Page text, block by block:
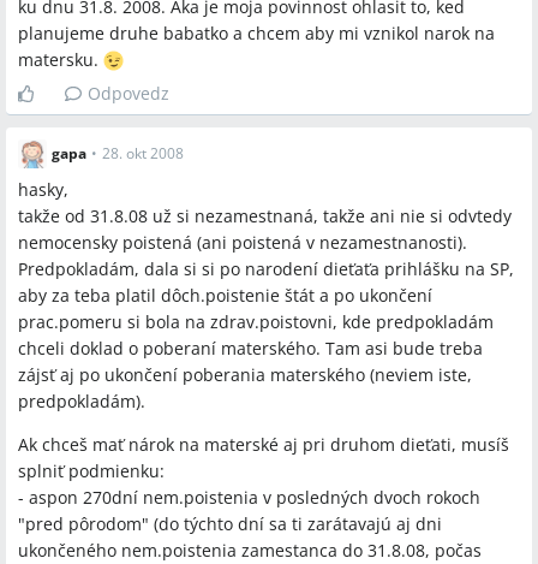
ku dnu 31.8. 2008. Aka je moja povinnost ohlasit to, ked
planujeme druhe babatko a chcem aby mi vznikol narok na
matersku.
Odpovedz
gapa • 28. okt 2008
hasky,
takže od 31.8.08 už si nezamestnaná, takže ani nie si odvtedy
nemocensky poistená (ani poistená v nezamestnanosti).
Predpokladám, dala si si po narodení dieťaťa prihlášku na SP,
aby za teba platil dôch.poistenie štát a po ukončení
prac.pomeru si bola na zdrav.poistovni, kde predpokladám
chceli doklad o poberaní materského. Tam asi bude treba
zájsť aj po ukončení poberania materského (neviem iste,
predpokladám).
Ak chceš mať nárok na materské aj pri druhom dieťati, musíš
splniť podmienku:
- aspon 270dní nem.poistenia v posledných dvoch rokoch
"pred pôrodom" (do týchto dní sa ti zarátavajú aj dni
ukončeného nem.poistenia zamestanca do 31.8.08, počas